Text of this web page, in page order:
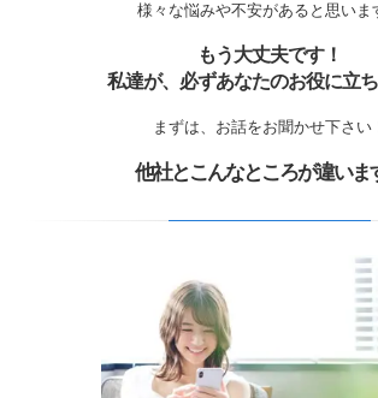
様々な悩みや不安があると思いま
もう大丈夫です！
私達が、必ずあなたのお役に立ち
まずは、お話をお聞かせ下さい
他社とこんなところが違いま